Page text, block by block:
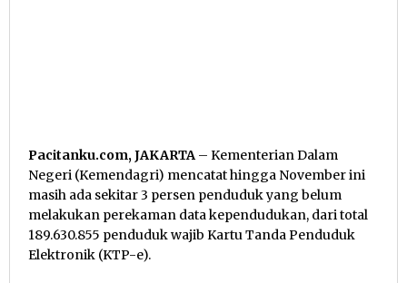
Pacitanku.com, JAKARTA – Kementerian Dalam
Negeri (Kemendagri) mencatat hingga November ini
masih ada sekitar 3 persen penduduk yang belum
melakukan perekaman data kependudukan, dari total
189.630.855 penduduk wajib Kartu Tanda Penduduk
Elektronik (KTP-e).